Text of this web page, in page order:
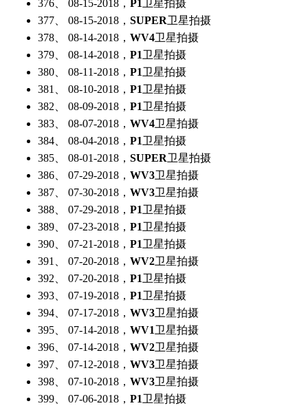
376、 08-15-2018， P1
卫星拍摄
377、 08-15-2018， SUPER卫星拍摄
378、 08-14-2018， WV4卫星拍摄
379、 08-14-2018， P1卫星拍摄
380、 08-11-2018， P1卫星拍摄
381、 08-10-2018， P1卫星拍摄
382、 08-09-2018， P1卫星拍摄
383、 08-07-2018， WV4卫星拍摄
384、 08-04-2018， P1卫星拍摄
385、 08-01-2018， SUPER卫星拍摄
386、 07-29-2018， WV3卫星拍摄
387、 07-30-2018， WV3卫星拍摄
388、 07-29-2018， P1卫星拍摄
389、 07-23-2018， P1卫星拍摄
390、 07-21-2018， P1卫星拍摄
391、 07-20-2018， WV2卫星拍摄
392、 07-20-2018， P1卫星拍摄
393、 07-19-2018， P1卫星拍摄
394、 07-17-2018， WV3卫星拍摄
395、 07-14-2018， WV1卫星拍摄
396、 07-14-2018， WV2卫星拍摄
397、 07-12-2018， WV3卫星拍摄
398、 07-10-2018， WV3卫星拍摄
399、 07-06-2018， P1卫星拍摄